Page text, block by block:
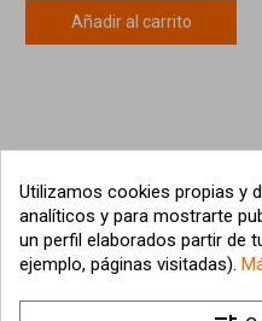
Añadir al carrito
Utilizamos cookies propias y
analíticos y para mostrarte
un perfil elaborados partir de
ejemplo, páginas visitadas).